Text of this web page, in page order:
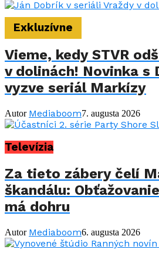
Exkluzívne
Vieme, kedy STVR
v dolinách! Novinka s
vyzve seriál Markízy
Autor Mediaboom7. augusta 2026
Televízia
Za tieto zábery čelí
škandálu:
má dohru
Autor Mediaboom6. augusta 2026